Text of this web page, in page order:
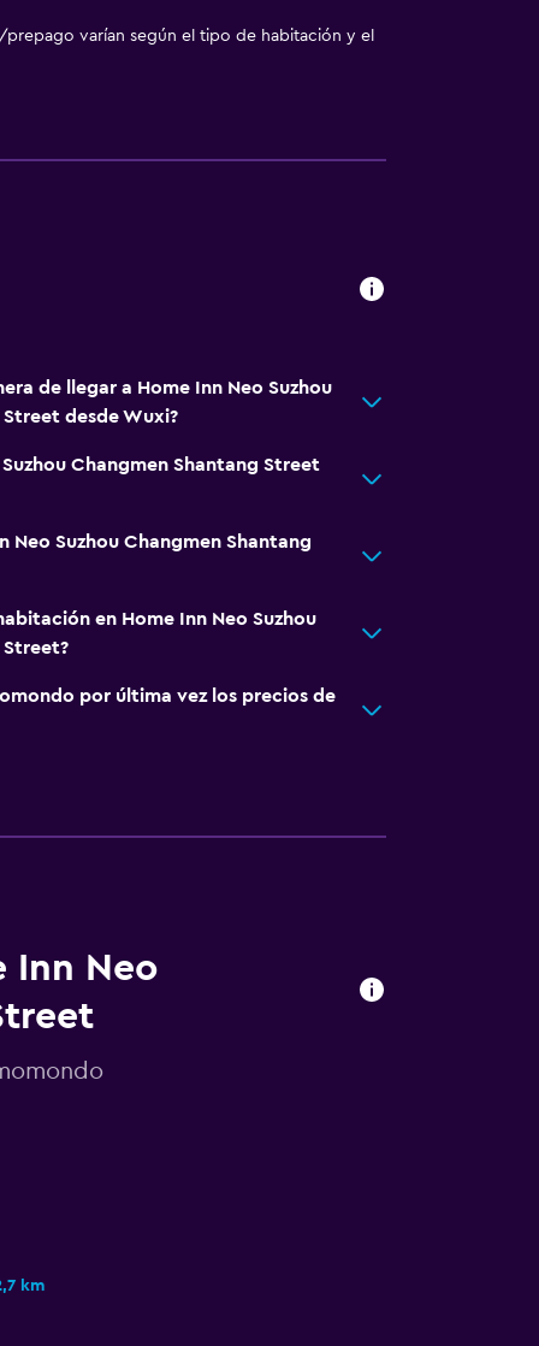
prepago varían según el tipo de habitación y el
de llegar a Home Inn Neo Suzhou
desde Wuxi?
Changmen Shantang Street
Neo Suzhou Changmen Shantang
en Home Inn Neo Suzhou
por última vez los precios de
Inn Neo
km